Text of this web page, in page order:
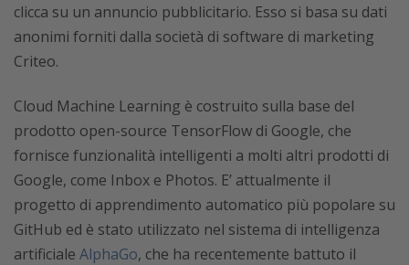
clicca su un annuncio pubblicitario. Esso si basa su dati
anonimi forniti dalla società di software di marketing
Criteo.
Cloud Machine Learning è costruito sulla base del
prodotto open-source TensorFlow di Google, che
fornisce funzionalità intelligenti a molti altri prodotti di
Google, come Inbox e Photos. E’ attualmente il
progetto di apprendimento automatico più popolare su
GitHub ed è stato utilizzato nel sistema di intelligenza
artificiale AlphaGo, che ha recentemente battuto il